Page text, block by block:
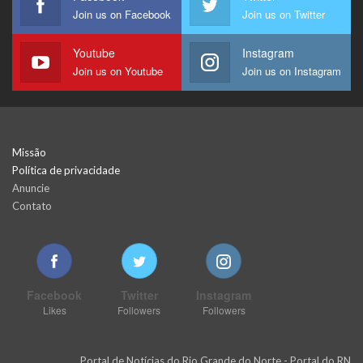
Join us on Facebook Join us on Twitter
Youtube
Join us on Youtube
Instagram
Join us on Instagram
Missão
Política de privacidade
Anuncie
Contato
Facebook
Likes
Twitter
Followers
Instagram
Followers